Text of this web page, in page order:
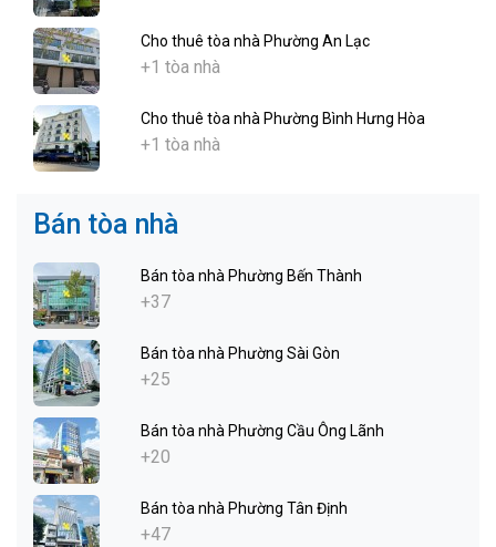
Cho thuê tòa nhà Phường An Lạc
+1 tòa nhà
Cho thuê tòa nhà Phường Bình Hưng Hòa
+1 tòa nhà
Bán tòa nhà
Bán tòa nhà Phường Bến Thành
+37
Bán tòa nhà Phường Sài Gòn
+25
Bán tòa nhà Phường Cầu Ông Lãnh
+20
Bán tòa nhà Phường Tân Định
+47